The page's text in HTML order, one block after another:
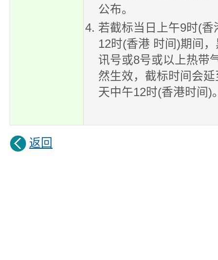
公布。
若截标当日上午9时(香
12时(香港 时间)期间
讯号或8号或以上热带
然生效，截标时间会
天中午12时(香港时间)
返回